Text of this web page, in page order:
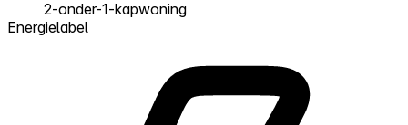
2-onder-1-kapwoning
Energielabel